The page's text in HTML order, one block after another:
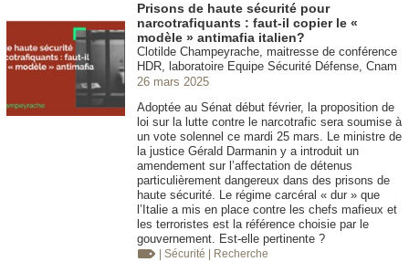
Prisons de haute sécurité pour
narcotrafiquants : faut-il copier le «
modèle » antimafia italien?
Clotilde Champeyrache, maitresse de conférence
HDR, laboratoire Equipe Sécurité Défense, Cnam
26 mars 2025
Adoptée au Sénat début février, la proposition de
loi sur la lutte contre le narcotrafic sera soumise à
un vote solennel ce mardi 25 mars. Le ministre de
la justice Gérald Darmanin y a introduit un
amendement sur l’affectation de détenus
particulièrement dangereux dans des prisons de
haute sécurité. Le régime carcéral « dur » que
l’Italie a mis en place contre les chefs mafieux et
les terroristes est la référence choisie par le
gouvernement. Est-elle pertinente ?
| Sécurité | Recherche